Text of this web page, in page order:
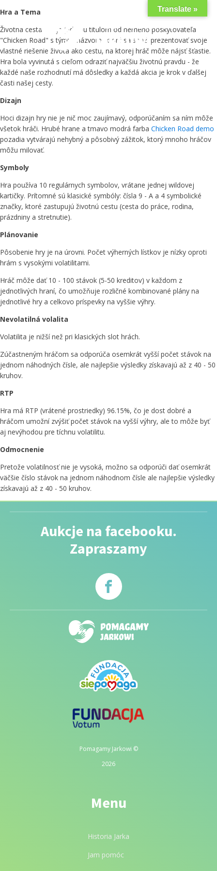
Hra a Tema
Životna cesta hra je jedinou titulom od herného poskytovateľa
"Chicken Road" s týmto názvom, ktorý sa snaží prezentovať svoje
vlastné riešenie života ako cestu, na ktorej hráč môže nájsť šťastie.
Hra bola vyvinutá s cieľom odraziť najväčšiu životnú pravdu - že
každé naše rozhodnutí má dôsledky a každá akcia je krok v ďalšej
časti našej cesty.
Dizajn
Hoci dizajn hry nie je nič moc zaujímavý, odporúčaním sa ním môže
všetok hráči. Hrubé hrane a tmavo modrá farba Chicken Road demo
pozadia vytvárajú nehybný a pôsobivý zážitok, ktorý mnoho hráčov
môžu milovať.
Symboly
Hra používa 10 regulárnych symbolov, vrátane jednej wildovej
kartičky. Prítomné sú klasické symbóly: čísla 9 - A a 4 symbolické
značky, ktoré zastupujú životnú cestu (cesta do práce, rodina,
prázdniny a stretnutie).
Plánovanie
Pôsobenie hry je na úrovni. Počet výherných lístkov je nízky oproti
hrám s vysokými volatilitami.
Hráč môže dať 10 - 100 stávok (5-50 kreditov) v každom z
jednotlivých hraní, čo umožňuje rozličné kombinované plány na
jednotlivé hry a celkovo príspevky na vyššie výhry.
Nevolatilná volalita
Volatilita je nižší než pri klasických slot hrách.
Zúčastneným hráčom sa odporúča osemkrát vyšší počet stávok na
jednom náhodných čísle, ale najlepšie výsledky získavajú až z 40 - 50
kruhov.
RTP
Hra má RTP (vrátené prostriedky) 96.15%, čo je dost dobré a
hráčom umožní zvýšiť počet stávok na vyšší výhry, ale to môže byť
aj nevýhodou pre tíchnu volatilitu.
Odmocnenie
Pretože volatilnosť nie je vysoká, možno sa odporúči dať osemkrát
väčšie číslo stávok na jednom náhodnom čísle ale najlepšie výsledky
získavajú až z 40 - 50 kruhov.
Aukcje na facebooku.
Zapraszamy
Pomagamy Jarkowi ©
2026
Menu
Historia Jarka
Jam pomóc
Translate »